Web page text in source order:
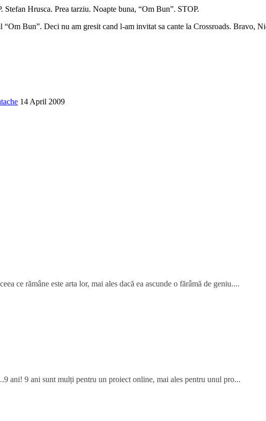
Hrusca. Prea tarziu. Noapte buna, “Om Bun”. STOP.
Bun”. Deci nu am gresit cand l-am invitat sa cante la Crossroads. Bravo,
14 April 2009
ce rămâne este arta lor, mai ales dacă ea ascunde o fărâmă de geniu....
ani! 9 ani sunt mulți pentru un proiect online, mai ales pentru unul pro...